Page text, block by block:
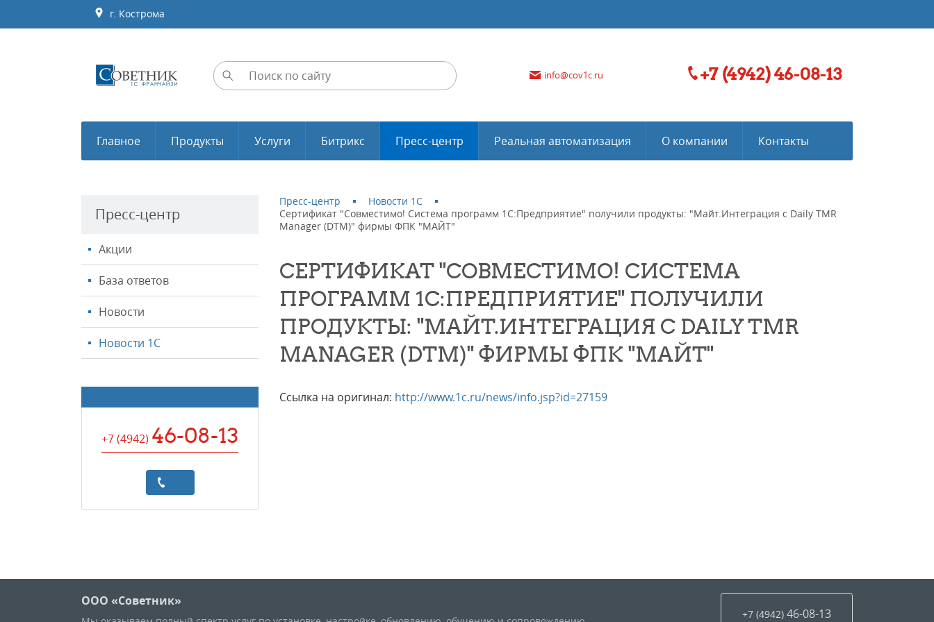
г. Кострома
info@cov1c.ru +7 (4942) 46-08-13
Главное Продукты Услуги Битрикс Пресс-центр Реальная автоматизация О компании Контакты
Пресс-центр
Акции
База ответов
Новости
Новости 1С
+7 (4942) 46-08-13
Пресс-центр
Новости 1С
Сертификат "Совместимо! Система программ 1С:Предприятие" получили продукты: "Майт.Интеграция с Daily TMR
Manager (DTM)" фирмы ФПК "МАЙТ"
СЕРТИФИКАТ "СОВМЕСТИМО! СИСТЕМА
ПРОГРАММ 1С:ПРЕДПРИЯТИЕ" ПОЛУЧИЛИ
ПРОДУКТЫ: "МАЙТ.ИНТЕГРАЦИЯ С DAILY TMR
MANAGER (DTM)" ФИРМЫ ФПК "МАЙТ"
Ссылка на оригинал: http://www.1c.ru/news/info.jsp?id=27159
ООО «Советник»
+7 (4942) 46-08-13